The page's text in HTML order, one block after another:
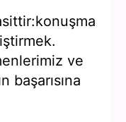
ve
başarısına